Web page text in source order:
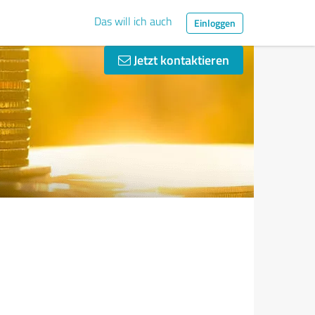
Das will ich auch Einloggen
Jetzt kontaktieren